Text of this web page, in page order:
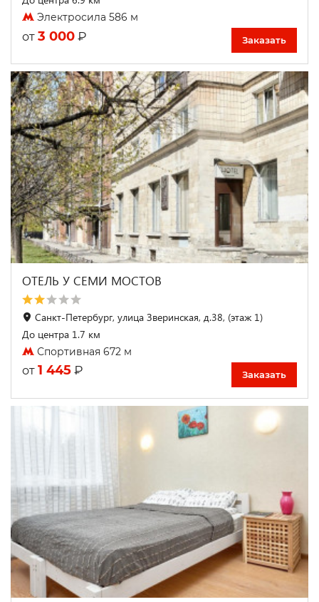
Электросила 586 м
от 3 000 ₽ Заказать
ОТЕЛЬ У СЕМИ МОСТОВ
Санкт-Петербург, улица Зверинская, д.38, (этаж 1)
До центра 1.7 км
Спортивная 672 м
от 1 445 ₽ Заказать